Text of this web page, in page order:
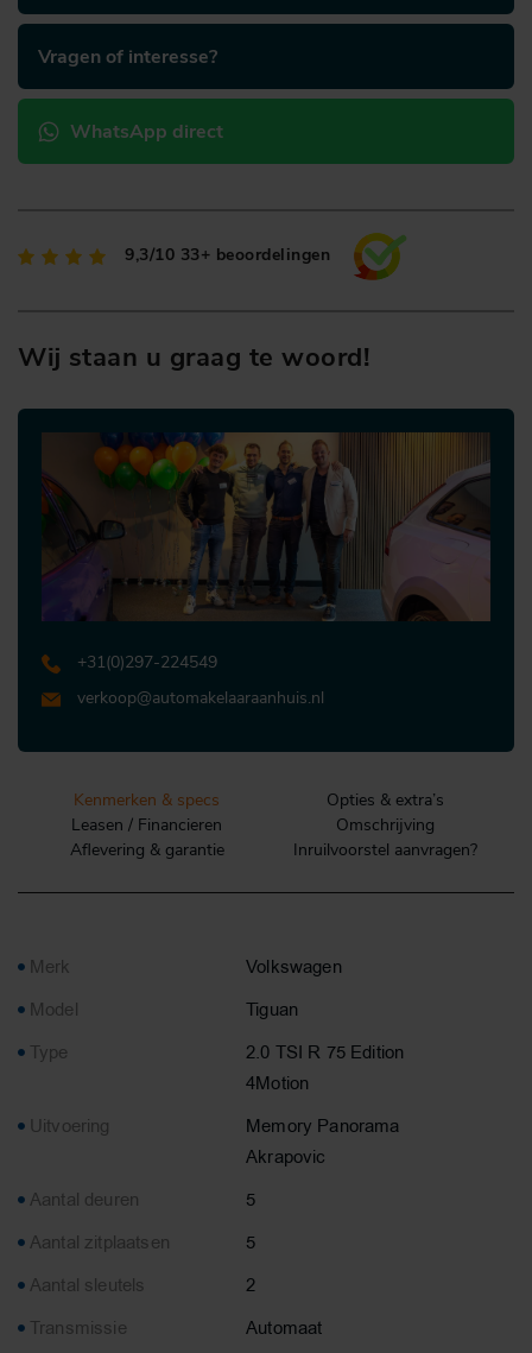
Vragen of interesse?
WhatsApp direct
9,3/10 33+ beoordelingen
Wij staan u graag te woord!
+31 (0)297-224549
verkoop@automakelaaraanhuis.nl
Kenmerken & specs
Opties & extra’s
Leasen / Financieren
Omschrijving
Aflevering & garantie
Inruilvoorstel aanvragen?
Merk
Volkswagen
Model
Tiguan
Type
2.0 TSI R 75 Edition
4Motion
Uitvoering
Memory Panorama
Akrapovic
Aantal deuren
5
Aantal zitplaatsen
5
Aantal sleutels
2
Transmissie
Automaat